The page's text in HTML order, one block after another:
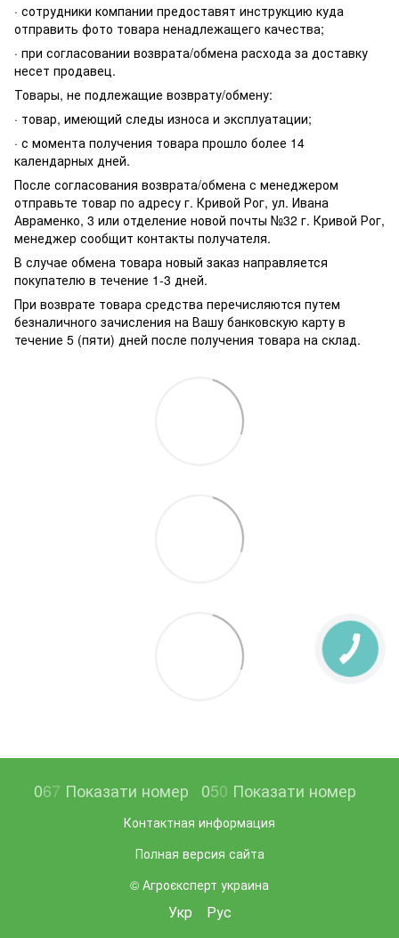
· сотрудники компании предоставят инструкцию куда
отправить фото товара ненадлежащего качества;
· при согласовании возврата/обмена расхода за доставку
несет продавец.
Товары, не подлежащие возврату/обмену:
· товар, имеющий следы износа и эксплуатации;
· с момента получения товара прошло более 14
календарных дней.
После согласования возврата/обмена с менеджером
отправьте товар по адресу г. Кривой Рог, ул. Ивана
Авраменко, 3 или отделение новой почты №32 г. Кривой Рог,
менеджер сообщит контакты получателя.
В случае обмена товара новый заказ направляется
покупателю в течение 1-3 дней.
При возврате товара средства перечисляются путем
безналичного зачисления на Вашу банковскую карту в
течение 5 (пяти) дней после получения товара на склад.
067 Показати номер 050 Показати номер
Контактная информация
Полная версия сайта
© Агроєксперт украина
Укр Рус